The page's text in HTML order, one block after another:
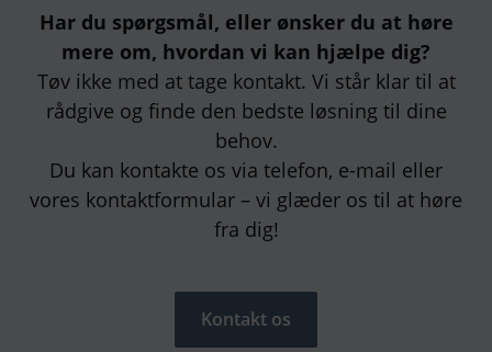
Har du spørgsmål, eller ønsker du at høre
mere om, hvordan vi kan hjælpe dig?
Tøv ikke med at tage kontakt. Vi står klar til at
rådgive og finde den bedste løsning til dine
behov.
Du kan kontakte os via telefon, e-mail eller
vores kontaktformular – vi glæder os til at høre
fra dig!
Kontakt os